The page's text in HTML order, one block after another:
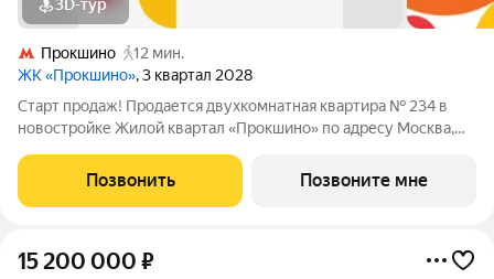
3D-тур
Прокшино
12 мин.
ЖК «Прокшино», 3 квартал 2028
Старт продаж! Продается двухкомнатная квартира № 234 в
новостройке Жилой квартал «Прокшино» по адресу Москва,
Новомосковский административный округ, район Коммунарка,
ЖК Прокшино, 7.1.3. Общая площадь
Позвонить Позвоните мне
15 200 000 ₽